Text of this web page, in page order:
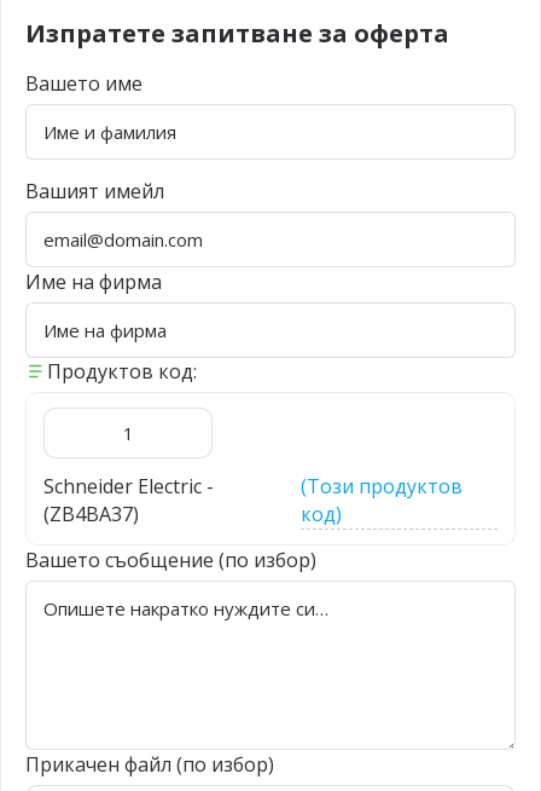
Изпратете запитване за оферта
Вашето име
Вашият имейл
Име на фирма
Продуктов код:
Schneider Electric -
(ZB4BA37)
(Този продуктов
код)
Вашето съобщение (по избор)
Прикачен файл (по избор)